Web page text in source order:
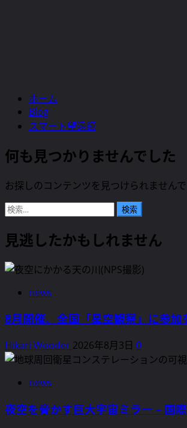
ホーム
Blog
スマート望遠鏡
何も見つかりませんでした
お探しのコンテンツを見つけられません
検
見逃したかもしれません
news
8月開催、全国「星空観察」に参加
Hikari Wooder 2026年8月3日 0
news
夜空を脅かす巨大宇宙ミラー – 国